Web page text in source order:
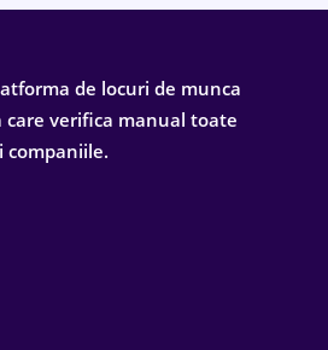
de locuri de munca
care verifica manual toate